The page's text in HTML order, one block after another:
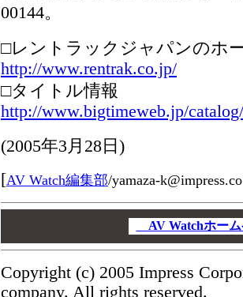
00144。
□レントラックジャパンのホ
http://www.rentrak.co.jp/
□タイトル情報
http://www.bigtimeweb.jp/
(2005年3月28日 )
[AV Watch編集部/yamaza-
AV Watchホー
Copyright (c) 2005 Impress
company. All rights reserved.